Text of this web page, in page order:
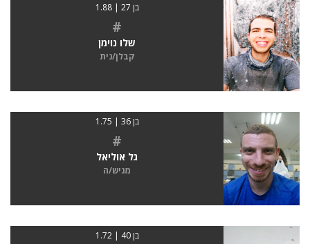
בן 27 | 1.88
#
שלו נוימן
קבלן/נית
בן 36 | 1.75
#
גל אוליאל
מגיש/ה
בן 40 | 1.72